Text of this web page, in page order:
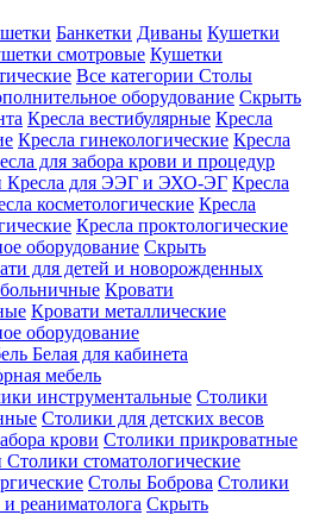
Банкетки Диваны Кушетки
смотровые Кушетки
Все категории Столы
оборудование Скрыть
Кресла вестибулярные Кресла
Кресла гинекологические Кресла
для забора крови и процедур
Кресла для ЭЭГ и ЭХО-ЭГ Кресла
косметологические Кресла
Кресла проктологические
оборудование Скрыть
для детей и новорожденных
Кровати
Кровати металлические
оборудование
Белая для кабинета
мебель
инструментальные Столики
Столики для детских весов
крови Столики прикроватные
Столики стоматологические
Столы Боброва Столики
и реаниматолога Скрыть